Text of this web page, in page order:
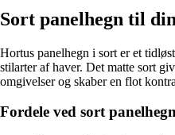
Sort panelhegn til
Hortus panelhegn i sort er et
stilarter af haver. Det matte sort
omgivelser og skaber en flot
Fordele ved sort